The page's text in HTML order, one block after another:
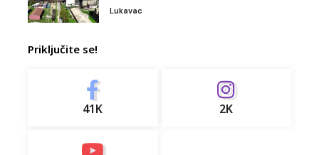
Lukavac
Priključite se!
41K 2K